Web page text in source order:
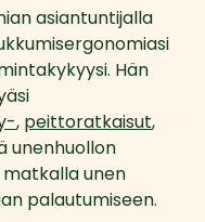
asiantuntijalla
Hän
, peittoratkaisut,
unenhuollon
matkalla unen
palautumiseen.